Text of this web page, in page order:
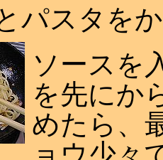
パスタを
ソースを
を先にか
めたら、